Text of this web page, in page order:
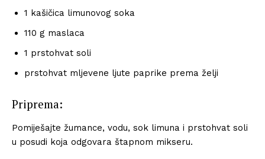
1 kašičica limunovog soka
110 g maslaca
1 prstohvat soli
prstohvat mljevene ljute paprike prema želji
Priprema:
Pomiješajte žumance, vodu, sok limuna i prstohvat soli
u posudi koja odgovara štapnom mikseru.